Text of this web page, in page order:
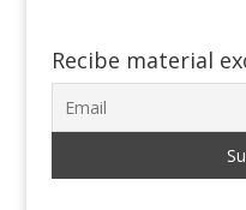
Recibe material